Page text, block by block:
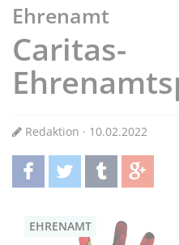
Ehrenamt
Caritas-
Redaktion · 10.02.2022
EHRENAMT